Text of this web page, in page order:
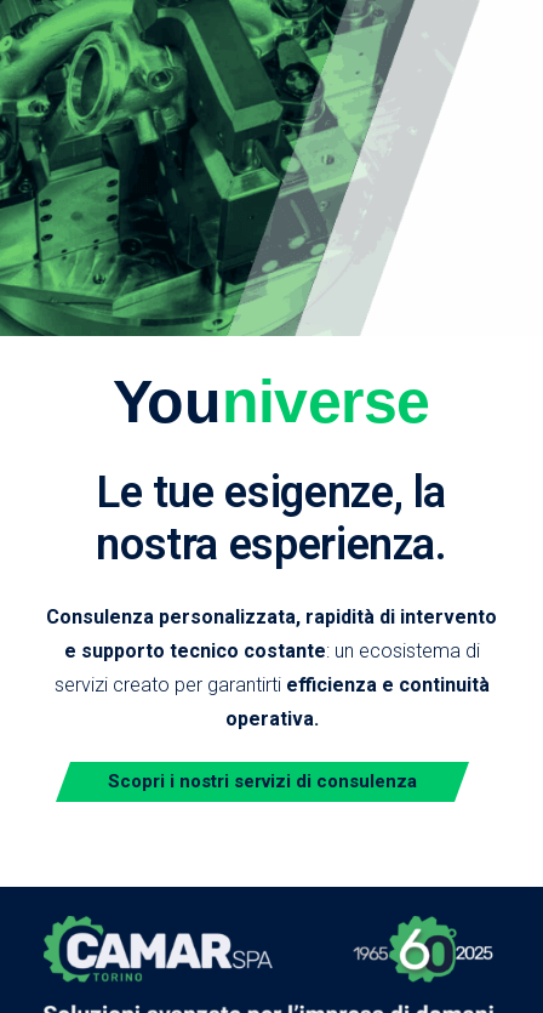
Youniverse
Le tue esigenze, la
nostra esperienza.
Consulenza personalizzata, rapidità di intervento
e supporto tecnico costante: un ecosistema di
servizi creato per garantirti efficienza e continuità
operativa.
Scopri i nostri servizi di consulenza